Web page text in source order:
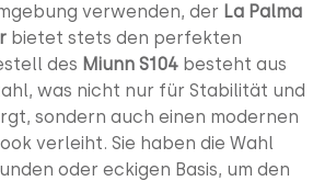
verwenden, der La Palma
bietet stets den perfekten
des Miunn S104 besteht aus
was nicht nur für Stabilität und
sondern auch einen modernen
verleiht. Sie haben die Wahl
oder eckigen Basis, um den